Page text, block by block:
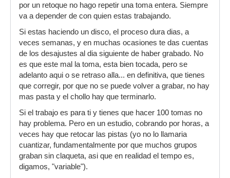
por un retoque no hago repetir una toma entera. Siempre
va a depender de con quien estas trabajando.
Si estas haciendo un disco, el proceso dura dias, a
veces semanas, y en muchas ocasiones te das cuentas
de los desajustes al dia siguiente de haber grabado. No
es que este mal la toma, esta bien tocada, pero se
adelanto aqui o se retraso alla... en definitiva, que tienes
que corregir, por que no se puede volver a grabar, no hay
mas pasta y el chollo hay que terminarlo.
Si el trabajo es para ti y tienes que hacer 100 tomas no
hay problema. Pero en un estudio, cobrando por horas, a
veces hay que retocar las pistas (yo no lo llamaria
cuantizar, fundamentalmente por que muchos grupos
graban sin claqueta, asi que en realidad el tempo es,
digamos, "variable").